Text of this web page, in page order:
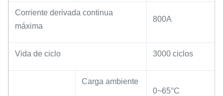
Corriente derivada continua
máxima
800A
Vida de ciclo 3000 ciclos
Carga ambiente
0~65°C